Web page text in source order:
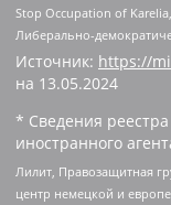
Stop Occupation of
Либерально-
Источник: https://
на 13.05.2024
* Сведения
иностранного
Лилит, Правозащитная
центр немецкой и